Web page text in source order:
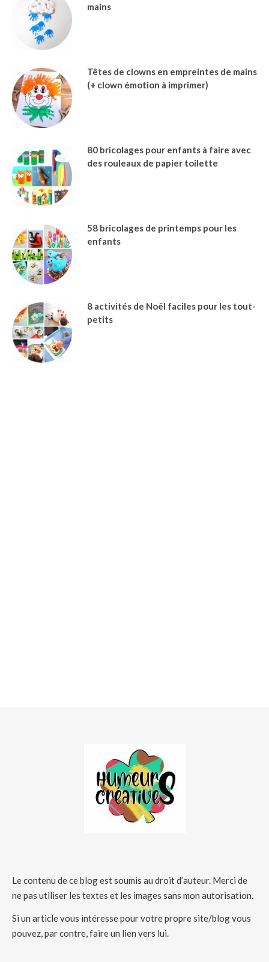
mains
Têtes de clowns en empreintes de mains
(+ clown émotion à imprimer)
80 bricolages pour enfants à faire avec
des rouleaux de papier toilette
58 bricolages de printemps pour les
enfants
8 activités de Noël faciles pour les tout-
petits
Le contenu de ce blog est soumis au droit d’auteur. Merci de
ne pas utiliser les textes et les images sans mon autorisation.
Si un article vous intéresse pour votre propre site/blog vous
pouvez, par contre, faire un lien vers lui.